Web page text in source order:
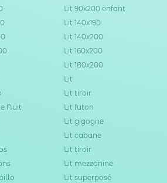
Nuit
Lit 90x200 enfant
Lit 140x190
Lit 140x200
Lit 160x200
Lit 180x200
Lit
Lit tiroir
Lit futon
Lit gigogne
Lit cabane
Lit tiroir
Lit mezzanine
Lit superposé